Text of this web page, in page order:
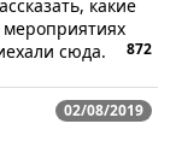
какие
сюда.
872
02/08/2019